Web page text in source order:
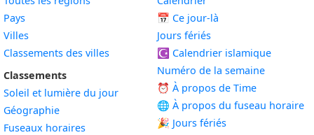
Pays
Villes
Classements des villes
Classements
Soleil et lumière du jour
Géographie
Fuseaux horaires
📅 Ce jour-là
Jours fériés
☪️ Calendrier islamique
Numéro de la semaine
⏰ À propos de Time
🌐 À propos du fuseau horaire
🎉 Jours fériés